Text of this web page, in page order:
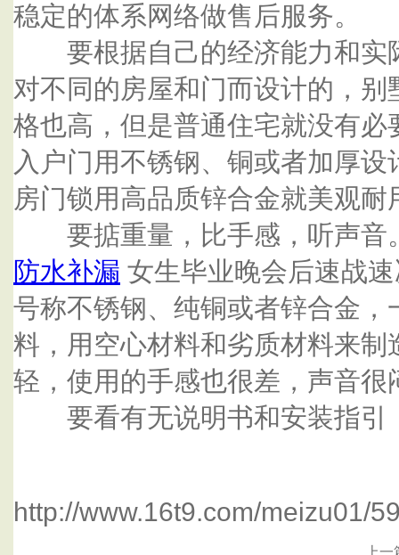
稳定的体系网络做售后服务。
要根据自己的经济能力和实
对不同的房屋和门而设计的，
格也高，但是普通住宅就没有
入户门用不锈钢、铜或者加厚
房门锁用高品质锌合金就美观
要掂重量，比手感，听声音
防水补漏 女生毕业晚会后速战
号称不锈钢、纯铜或者锌合金
料，用空心材料和劣质材料来
轻，使用的手感也很差，声音很
要看有无说明书和安装指引
http://www.16t9.com/meizu01/
上